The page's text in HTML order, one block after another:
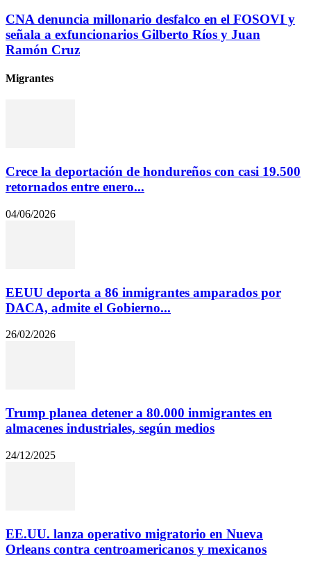
CNA denuncia millonario desfalco en el FOSOVI y
señala a exfuncionarios Gilberto Ríos y Juan
Ramón Cruz
Migrantes
Crece la deportación de hondureños con casi 19.500
retornados entre enero...
04/06/2026
EEUU deporta a 86 inmigrantes amparados por
DACA, admite el Gobierno...
26/02/2026
Trump planea detener a 80.000 inmigrantes en
almacenes industriales, según medios
24/12/2025
EE.UU. lanza operativo migratorio en Nueva
Orleans contra centroamericanos y mexicanos